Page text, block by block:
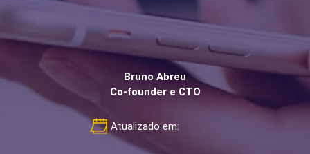
Bruno Abreu
Co-founder e CTO
Atualizado em: